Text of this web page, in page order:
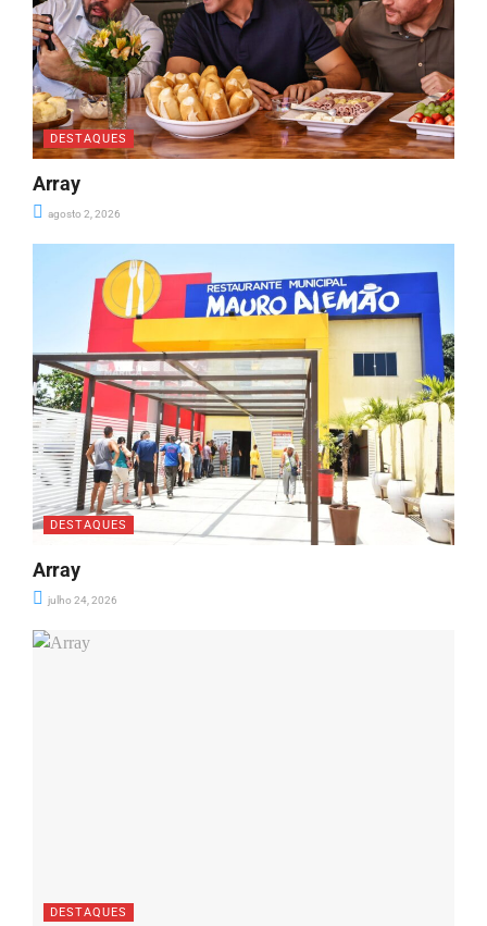
DESTAQUES
Array
agosto 2, 2026
DESTAQUES
Array
julho 24, 2026
DESTAQUES